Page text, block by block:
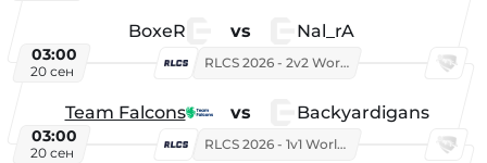
BoxeR vs Nal_rA
03:00
20 сен
RLCS 2026 - 2v2 World Championship
Team Falcons vs Backyardigans
03:00
20 сен
RLCS 2026 - 1v1 World Championship